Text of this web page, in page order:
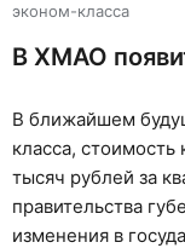
Жизнь
Экономика
Общество
эконом-класса
В ХМАО
В ближайшем
класса,
тысяч рублей за
правительства
изменения в